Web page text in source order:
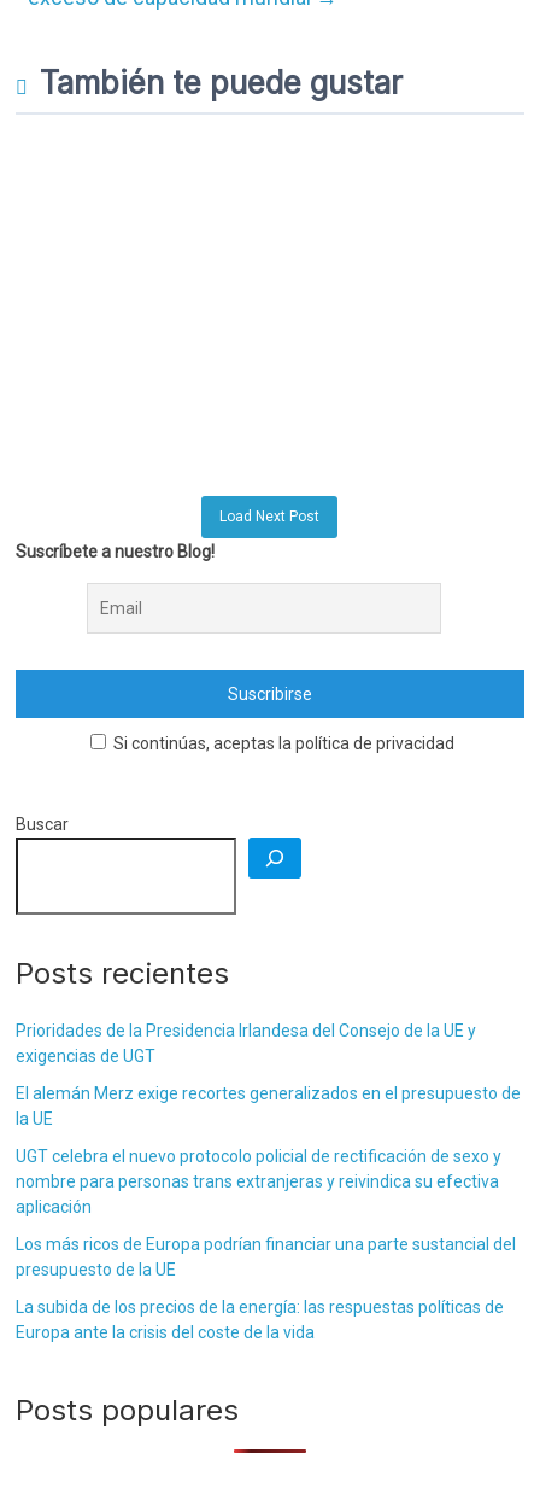
También te puede gustar
Load Next Post
Suscríbete a nuestro Blog!
Si continúas, aceptas la política de privacidad
Buscar
Posts recientes
Prioridades de la Presidencia Irlandesa del Consejo de la UE y
exigencias de UGT
El alemán Merz exige recortes generalizados en el presupuesto de
la UE
UGT celebra el nuevo protocolo policial de rectificación de sexo y
nombre para personas trans extranjeras y reivindica su efectiva
aplicación
Los más ricos de Europa podrían financiar una parte sustancial del
presupuesto de la UE
La subida de los precios de la energía: las respuestas políticas de
Europa ante la crisis del coste de la vida
Posts populares